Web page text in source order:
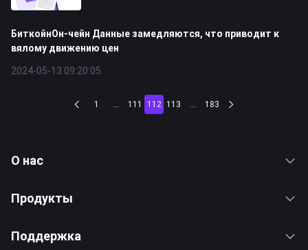
БиткойнОн-чейн Данные замедляются, что приводит к
вялому движению цен
2024-05-13 09:20:05
1 ... 111 112 113 ... 183
О нас
Продукты
Поддержка